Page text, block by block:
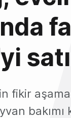
fikir